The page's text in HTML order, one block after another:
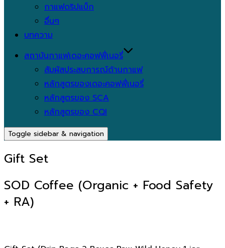
กาแฟดริปแบ็ก
อื่นๆ
บทความ
สถาบันกาแฟเดอะคอฟฟี่เนอรี่
สัมผัสประสบการณ์ด้านกาแฟ
หลักสูตรของเดอะคอฟฟี่เนอรี่
หลักสูตรของ SCA
หลักสูตรของ CQI
Toggle sidebar & navigation
Gift Set
SOD Coffee (Organic + Food Safety
+ RA)